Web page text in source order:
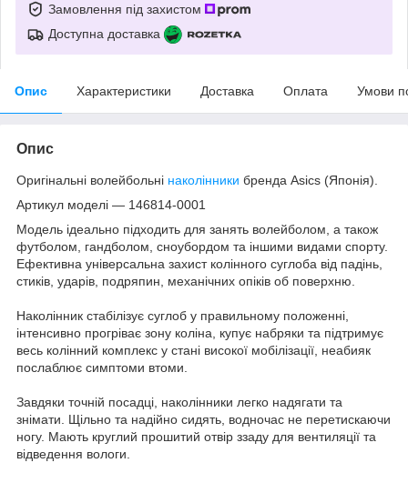
Замовлення під захистом
Доступна доставка
Опис Характеристики Доставка Оплата Умови
Опис
Оригінальні волейбольні наколінники бренда Asics (Японія).
Артикул моделі — 146814-0001
Модель ідеально підходить для занять волейболом, а також
футболом, гандболом, сноубордом та іншими видами спорту.
Ефективна універсальна захист колінного суглоба від падінь,
стиків, ударів, подряпин, механічних опіків об поверхню.
Наколінник стабілізує суглоб у правильному положенні,
інтенсивно прогріває зону коліна, купує набряки та підтримує
весь колінний комплекс у стані високої мобілізації, неабияк
послаблює симптоми втоми.
Завдяки точній посадці, наколінники легко надягати та
знімати. Щільно та надійно сидять, водночас не перетискаючи
ногу. Мають круглий прошитий отвір ззаду для вентиляції та
відведення вологи.